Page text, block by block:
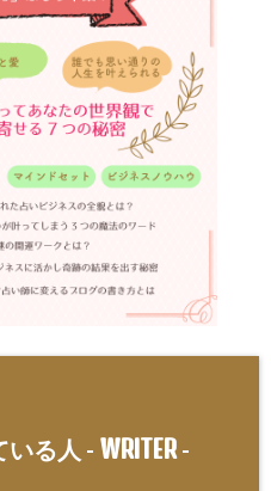
いる人 - WRITER-